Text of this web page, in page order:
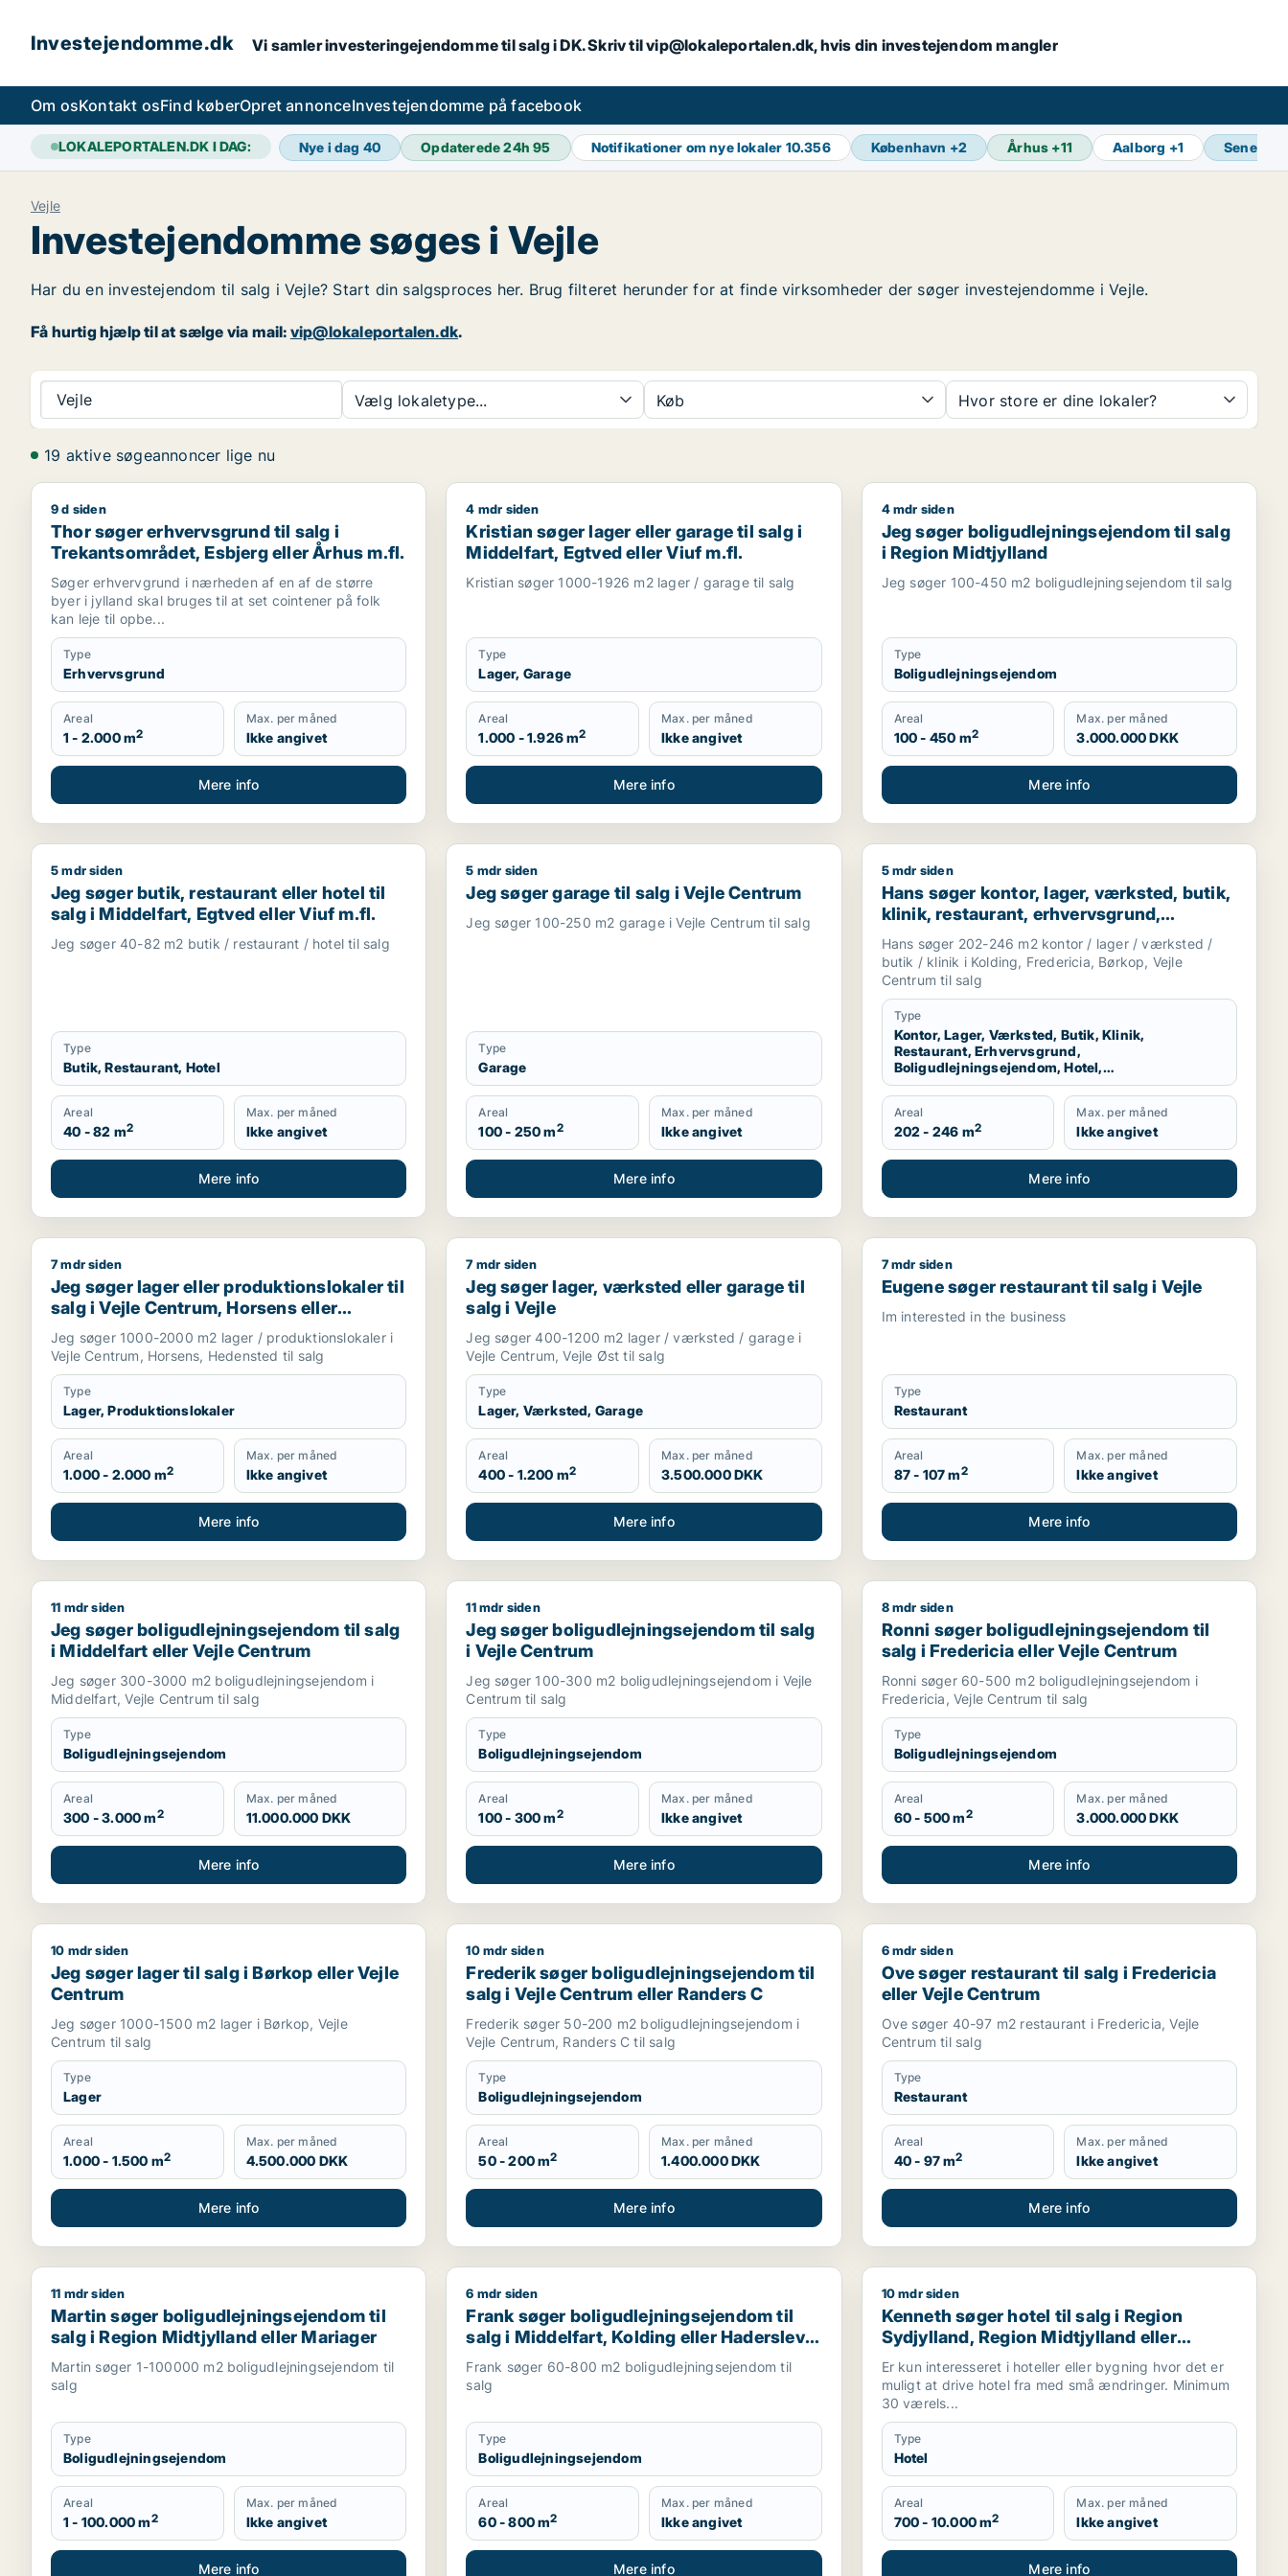
Investejendomme.dk Vi samler investeringejendomme til salg i DK. Skriv til vip@lokaleportalen.dk, hvis din investejendom mangler
Om osKontakt osFind køberOpret annonceInvestejendomme på facebook
LOKALEPORTALEN.DK I DAG: Nye i dag 40 Opdaterede 24h95 Notifikationer om nye lokaler 10.356 København +2 Århus +11 Aalborg +1 Seneste
Vejle
Investejendomme søges i Vejle
Har du en investejendom til salg i Vejle? Start din salgsproces her. Brug filteret herunder for at finde virksomheder der søger investejendomme i Vejle.
Få hurtig hjælp til at sælge via mail: vip@lokaleportalen.dk.
Vejle Vælg lokaletype... Køb Hvor store er dine lokaler?
19 aktive søgeannoncer lige nu
Thor søger erhvervsgrund til salg i Trekantsområdet, Esbjerg eller Århus m.fl.
9 d siden
Thor søger erhvervsgrund til salg i
Trekantsområdet, Esbjerg eller Århus m.fl.
Søger erhvervgrund i nærheden af en af de større
byer i jylland skal bruges til at set cointener på folk
kan leje til opbe...
Type
Erhvervsgrund
Areal
1 - 2.000 m2
Max. per måned
Ikke angivet
Mere info
Kristian søger lager eller garage til salg i Middelfart, Egtved eller Viuf m.fl.
4 mdr siden
Kristian søger lager eller garage til salg i
Middelfart, Egtved eller Viuf m.fl.
Kristian søger 1000-1926 m2 lager / garage til salg
Type
Lager, Garage
Areal
1.000 - 1.926 m2
Max. per måned
Ikke angivet
Mere info
Jeg søger boligudlejningsejendom til salg i Region
4 mdr siden
Jeg søger boligudlejningsejendom til salg
i Region Midtjylland
Jeg søger 100-450 m2 boligudlejningsejendom til salg
Type
Boligudlejningsejendom
Areal
100 - 450 m2
Max. per måned
3.000.000 DKK
Mere info
Jeg søger butik, restaurant eller hotel til salg i Middelfart, Egtved eller Viuf m.fl.
5 mdr siden
Jeg søger butik, restaurant eller hotel til
salg i Middelfart, Egtved eller Viuf m.fl.
Jeg søger 40-82 m2 butik / restaurant / hotel til salg
Type
Butik, Restaurant, Hotel
Areal
40 - 82 m2
Max. per måned
Ikke angivet
Mere info
Jeg søger garage til salg i Vejle Centrum
5 mdr siden
Jeg søger garage til salg i Vejle Centrum
Jeg søger 100-250 m2 garage i Vejle Centrum til salg
Type
Garage
Areal
100 - 250 m2
Max. per måned
Ikke angivet
Mere info
Hans søger kontor, lager, værksted, butik, klinik,
5 mdr siden
Hans søger kontor, lager, værksted, butik,
klinik, restaurant, erhvervsgrund,
boligudlejningsejendom, hotel,
produktionslokaler eller garage til salg i
Kolding, Fredericia eller Børkop m.fl.
Hans søger 202-246 m2 kontor / lager / værksted /
butik / klinik i Kolding, Fredericia, Børkop, Vejle
Centrum til salg
Type
Kontor, Lager, Værksted, Butik, Klinik,
Restaurant, Erhvervsgrund,
Boligudlejningsejendom, Hotel,
Produktionslokaler, Garage
Areal
202 - 246 m2
Max. per måned
Ikke angivet
Mere info
Jeg søger lager eller produktionslokaler til salg i Vejle Centrum, Horsens eller Hedensted
7 mdr siden
Jeg søger lager eller produktionslokaler til
salg i Vejle Centrum, Horsens eller
Hedensted
Jeg søger 1000-2000 m2 lager / produktionslokaler i
Vejle Centrum, Horsens, Hedensted til salg
Type
Lager, Produktionslokaler
Areal
1.000 - 2.000 m2
Max. per måned
Ikke angivet
Mere info
Jeg søger lager, værksted eller garage til salg i Vejle
7 mdr siden
Jeg søger lager, værksted eller garage til
salg i Vejle
Jeg søger 400-1200 m2 lager / værksted / garage i
Vejle Centrum, Vejle Øst til salg
Type
Lager, Værksted, Garage
Areal
400 - 1.200 m2
Max. per måned
3.500.000 DKK
Mere info
Eugene søger restaurant til salg i Vejle
7 mdr siden
Eugene søger restaurant til salg i Vejle
Im interested in the business
Type
Restaurant
Areal
87 - 107 m2
Max. per måned
Ikke angivet
Mere info
Jeg søger boligudlejningsejendom til salg i Middelfart eller Vejle Centrum
11 mdr siden
Jeg søger boligudlejningsejendom til salg
i Middelfart eller Vejle Centrum
Jeg søger 300-3000 m2 boligudlejningsejendom i
Middelfart, Vejle Centrum til salg
Type
Boligudlejningsejendom
Areal
300 - 3.000 m2
Max. per måned
11.000.000 DKK
Mere info
Jeg søger boligudlejningsejendom til salg i Vejle Centrum
11 mdr siden
Jeg søger boligudlejningsejendom til salg
i Vejle Centrum
Jeg søger 100-300 m2 boligudlejningsejendom i Vejle
Centrum til salg
Type
Boligudlejningsejendom
Areal
100 - 300 m2
Max. per måned
Ikke angivet
Mere info
Ronni søger boligudlejningsejendom til salg i
8 mdr siden
Ronni søger boligudlejningsejendom til
salg i Fredericia eller Vejle Centrum
Ronni søger 60-500 m2 boligudlejningsejendom i
Fredericia, Vejle Centrum til salg
Type
Boligudlejningsejendom
Areal
60 - 500 m2
Max. per måned
3.000.000 DKK
Mere info
Jeg søger lager til salg i Børkop eller Vejle Centrum
10 mdr siden
Jeg søger lager til salg i Børkop eller Vejle
Centrum
Jeg søger 1000-1500 m2 lager i Børkop, Vejle
Centrum til salg
Type
Lager
Areal
1.000 - 1.500 m2
Max. per måned
4.500.000 DKK
Mere info
Frederik søger boligudlejningsejendom til salg i Vejle Centrum eller Randers C
10 mdr siden
Frederik søger boligudlejningsejendom til
salg i Vejle Centrum eller Randers C
Frederik søger 50-200 m2 boligudlejningsejendom i
Vejle Centrum, Randers C til salg
Type
Boligudlejningsejendom
Areal
50 - 200 m2
Max. per måned
1.400.000 DKK
Mere info
Ove søger restaurant til salg i Fredericia eller Vejle
6 mdr siden
Ove søger restaurant til salg i Fredericia
eller Vejle Centrum
Ove søger 40-97 m2 restaurant i Fredericia, Vejle
Centrum til salg
Type
Restaurant
Areal
40 - 97 m2
Max. per måned
Ikke angivet
Mere info
Martin søger boligudlejningsejendom til salg i Region Midtjylland eller Mariager
11 mdr siden
Martin søger boligudlejningsejendom til
salg i Region Midtjylland eller Mariager
Martin søger 1-100000 m2 boligudlejningsejendom til
salg
Type
Boligudlejningsejendom
Areal
1 - 100.000 m2
Max. per måned
Ikke angivet
Mere info
Frank søger boligudlejningsejendom til salg i Middelfart, Kolding eller Haderslev m.fl.
6 mdr siden
Frank søger boligudlejningsejendom til
salg i Middelfart, Kolding eller Haderslev
m.fl.
Frank søger 60-800 m2 boligudlejningsejendom til
salg
Type
Boligudlejningsejendom
Areal
60 - 800 m2
Max. per måned
Ikke angivet
Mere info
Kenneth søger hotel til salg i Region Sydjylland,
10 mdr siden
Kenneth søger hotel til salg i Region
Sydjylland, Region Midtjylland eller
Mariager
Er kun interesseret i hoteller eller bygning hvor det er
muligt at drive hotel fra med små ændringer. Minimum
30 værels...
Type
Hotel
Areal
700 - 10.000 m2
Max. per måned
Ikke angivet
Mere info